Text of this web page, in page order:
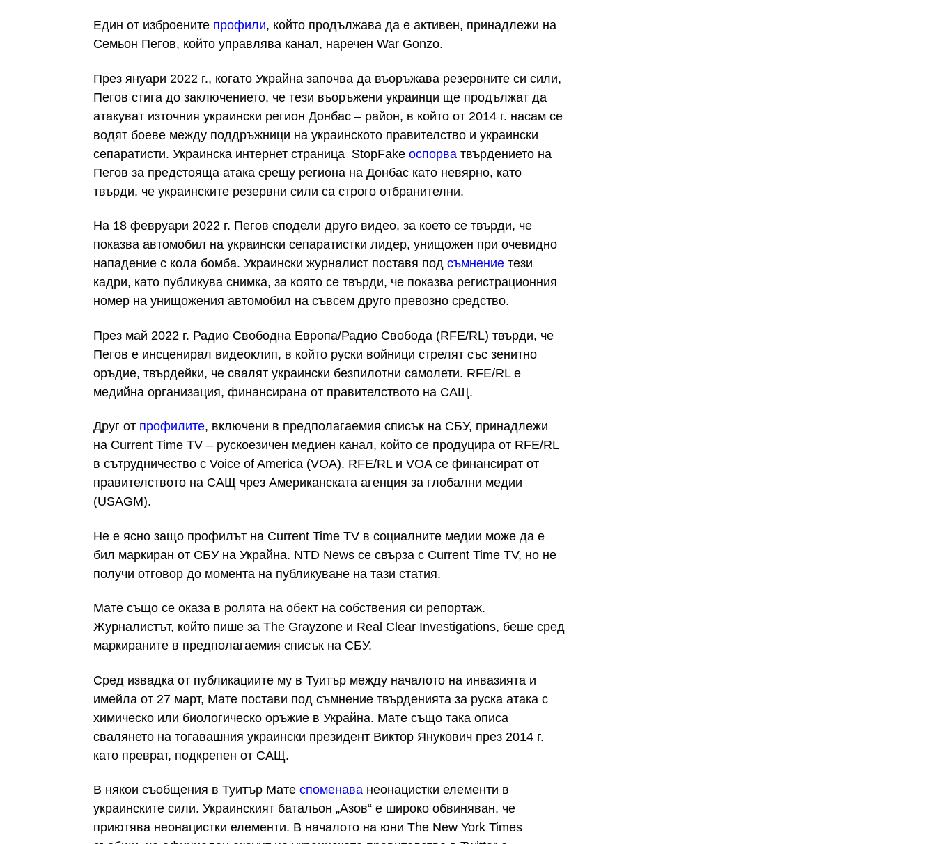
Един от изброените профили, който продължава да е активен, принадлежи на
Семьон Пегов, който управлява канал, наречен War Gonzo.
През януари 2022 г., когато Украйна започва да въоръжава резервните си сили,
Пегов стига до заключението, че тези въоръжени украинци ще продължат да
атакуват източния украински регион Донбас – район, в който от 2014 г. насам се
водят боеве между поддръжници на украинското правителство и украински
сепаратисти. Украинска интернет страница StopFake оспорва твърдението на
Пегов за предстояща атака срещу региона на Донбас като невярно, като
твърди, че украинските резервни сили са строго отбранителни.
На 18 февруари 2022 г. Пегов сподели друго видео, за което се твърди, че
показва автомобил на украински сепаратистки лидер, унищожен при очевидно
нападение с кола бомба. Украински журналист поставя под съмнение тези
кадри, като публикува снимка, за която се твърди, че показва регистрационния
номер на унищожения автомобил на съвсем друго превозно средство.
През май 2022 г. Радио Свободна Европа/Радио Свобода (RFE/RL) твърди, че
Пегов е инсценирал видеоклип, в който руски войници стрелят със зенитно
оръдие, твърдейки, че свалят украински безпилотни самолети. RFE/RL е
медийна организация, финансирана от правителството на САЩ.
Друг от профилите, включени в предполагаемия списък на СБУ, принадлежи
на Current Time TV – рускоезичен медиен канал, който се продуцира от RFE/RL
в сътрудничество с Voice of America (VOA). RFE/RL и VOA се финансират от
правителството на САЩ чрез Американската агенция за глобални медии
(USAGM).
Не е ясно защо профилът на Current Time TV в социалните медии може да е
бил маркиран от СБУ на Украйна. NTD News се свърза с Current Time TV, но не
получи отговор до момента на публикуване на тази статия.
Мате също се оказа в ролята на обект на собствения си репортаж.
Журналистът, който пише за The Grayzone и Real Clear Investigations, беше сред
маркираните в предполагаемия списък на СБУ.
Сред извадка от публикациите му в Туитър между началото на инвазията и
имейла от 27 март, Мате постави под съмнение твърденията за руска атака с
химическо или биологическо оръжие в Украйна. Мате също така описа
свалянето на тогавашния украински президент Виктор Янукович през 2014 г.
като преврат, подкрепен от САЩ.
В някои съобщения в Туитър Мате споменава неонацистки елементи в
украинските сили. Украинският батальон „Азов“ е широко обвиняван, че
приютява неонацистки елементи. В началото на юни The New York Times